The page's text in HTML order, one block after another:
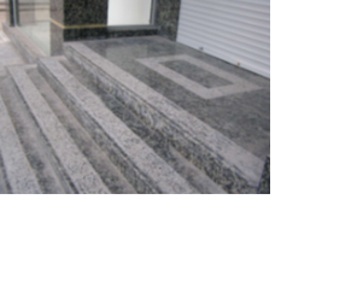
Сходи в двух типах обробки:
термо та полірування